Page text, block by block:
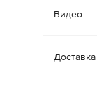
Видео
Доставка